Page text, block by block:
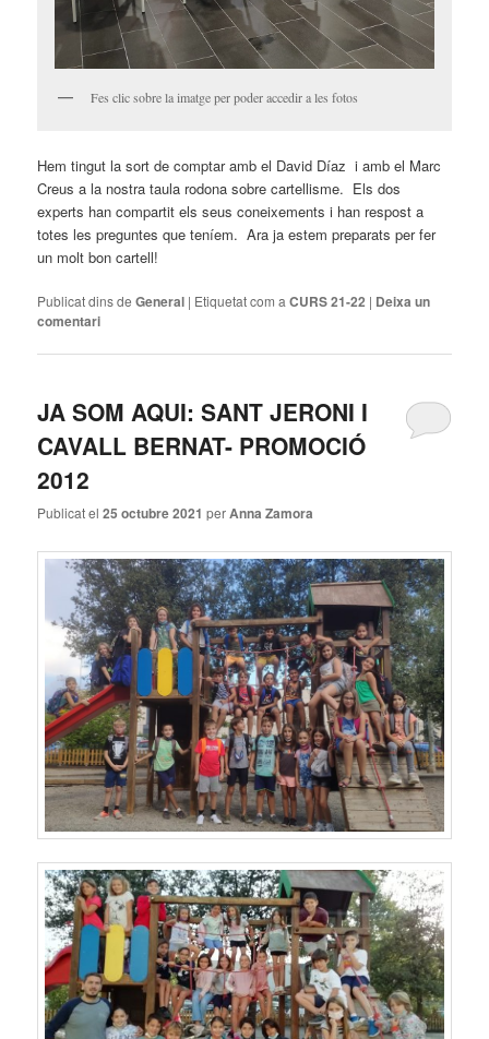
Fes clic sobre la imatge per poder accedir a les fotos
Hem tingut la sort de comptar amb el David Díaz i amb el Marc
Creus a la nostra taula rodona sobre cartellisme. Els dos
experts han compartit els seus coneixements i han respost a
totes les preguntes que teníem. Ara ja estem preparats per fer
un molt bon cartell!
Publicat dins de General | Etiquetat com a CURS 21-22 | Deixa un
comentari
JA SOM AQUI: SANT JERONI I
CAVALL BERNAT- PROMOCIÓ
2012
Publicat el25 octubre 2021 perAnna Zamora